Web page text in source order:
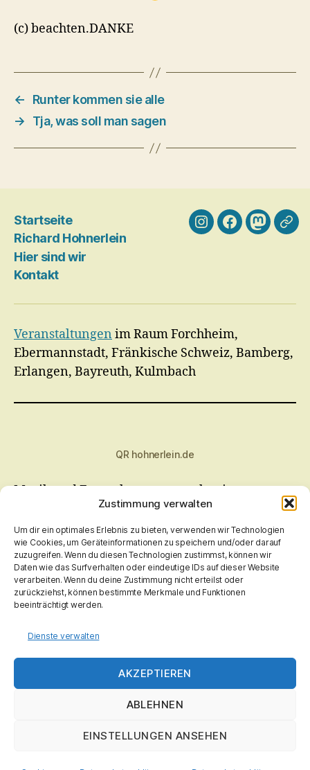
Zustimmung verwalten
Um dir ein optimales Erlebnis zu bieten, verwenden wir Technologien
wie Cookies, um Geräteinformationen zu speichern und/oder darauf
zuzugreifen. Wenn du diesen Technologien zustimmst, können wir
Daten wie das Surfverhalten oder eindeutige IDs auf dieser Website
verarbeiten. Wenn du deine Zustimmung nicht erteilst oder
zurückziehst, können bestimmte Merkmale und Funktionen
beeinträchtigt werden.
Dienste verwalten
AKZEPTIEREN
ABLEHNEN
EINSTELLUNGEN ANSEHEN
(c) beachten.DANKE
←
Runter kommen sie alle
→
Tja, was soll man sagen
Startseite
Richard Hohnerlein
Hier sind wir
Kontakt
InstagramFacebook
Veranstaltungen im Raum Forchheim,
Ebermannstadt, Fränkische Schweiz, Bamberg,
Erlangen, Bayreuth, Kulmbach
QR hohnerlein.de
Musik und Fernsehen muss auch sein.
ARD mit "Dritten", ZDF, Pro 7 Gruppe
Sollten Inhalte dieser Seite Rechte verletzen, bitte